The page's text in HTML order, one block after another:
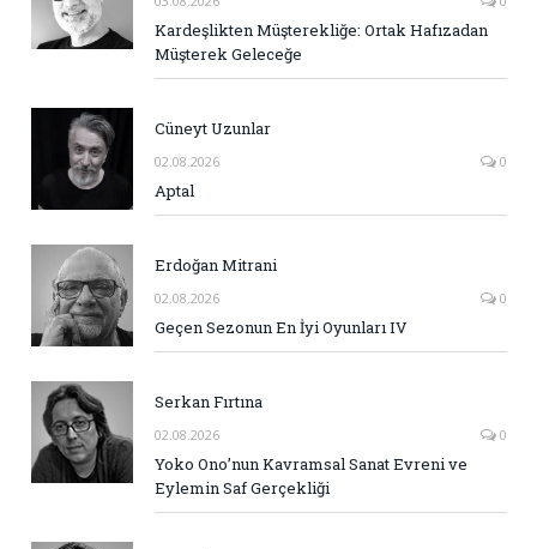
Kardeşlikten Müşterekliğe: Ortak Hafızadan
Müşterek Geleceğe
Cüneyt Uzunlar
02.08.2026 0
Aptal
Erdoğan Mitrani
02.08.2026 0
Geçen Sezonun En İyi Oyunları IV
Serkan Fırtına
02.08.2026 0
Yoko Ono’nun Kavramsal Sanat Evreni ve
Eylemin Saf Gerçekliği